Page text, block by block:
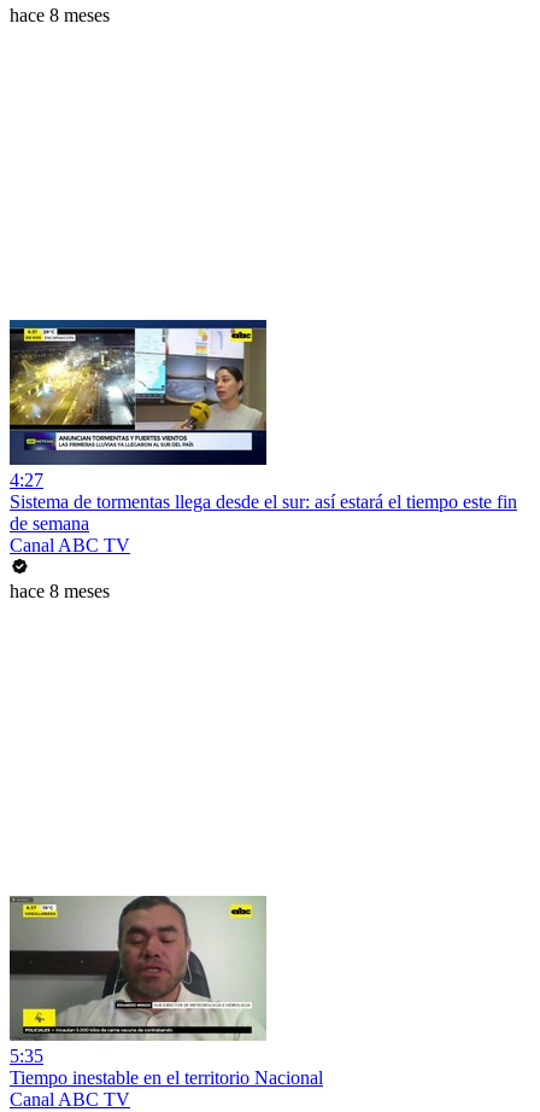
hace 8 meses
4:27
Sistema de tormentas llega desde el sur: así estará el tiempo este fin
de semana
Canal ABC TV
hace 8 meses
5:35
Tiempo inestable en el territorio Nacional
Canal ABC TV